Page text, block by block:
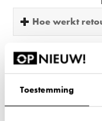
Toestemming
Hoe werkt
Staat je vraag er niet